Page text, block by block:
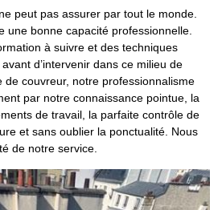
peut pas assurer par tout le monde.
une bonne capacité professionnelle.
à suivre et des techniques
d’intervenir dans ce milieu de
de couvreur, notre professionnalisme
par notre connaissance pointue, la
de travail, la parfaite contrôle de
et sans oublier la ponctualité. Nous
de notre service.